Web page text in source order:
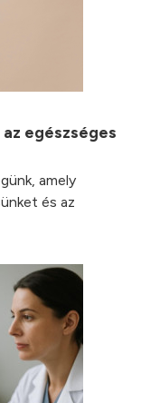
egészséges
amely
és az